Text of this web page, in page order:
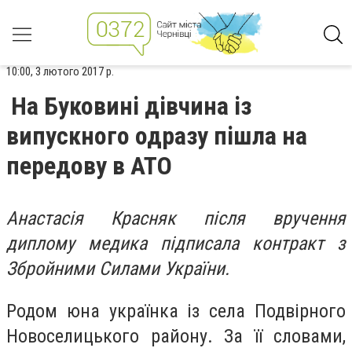
10:00, 3 лютого 2017 р.
На Буковині дівчина із
випускного одразу пішла на
передову в АТО
Анастасія Красняк після вручення
диплому медика підписала контракт з
Збройними Силами України.
Родом юна українка із села Подвірного
Новоселицького району. За її словами,